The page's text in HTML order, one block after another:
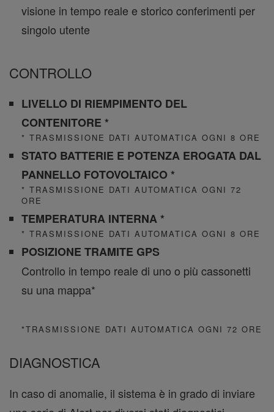
visione in tempo reale e storico conferimenti per
singolo utente
CONTROLLO
LIVELLO DI RIEMPIMENTO DEL
CONTENITORE *
* TRASMISSIONE DATI AUTOMATICA OGNI 8 ORE
STATO BATTERIE E POTENZA EROGATA DAL
PANNELLO FOTOVOLTAICO *
* TRASMISSIONE DATI AUTOMATICA OGNI 72
ORE
TEMPERATURA INTERNA *
* TRASMISSIONE DATI AUTOMATICA OGNI 8 ORE
POSIZIONE TRAMITE GPS
Controllo in tempo reale di uno o più cassonetti
su una mappa*
*TRASMISSIONE DATI AUTOMATICA OGNI 72 ORE
DIAGNOSTICA
In caso di anomalie, il sistema è in grado di inviare